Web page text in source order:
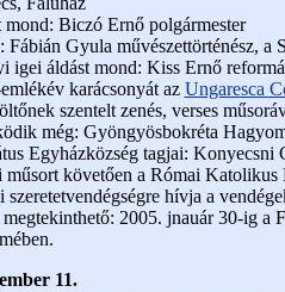
Biczó Ernő polgármester
Fábián Gyula művészettörténész, a
igei áldást mond: Kiss Ernő
karácsonyát az Ungaresca
szentelt zenés, verses
még: Gyöngyösbokréta
Egyházközség tagjai: Konyecsni
műsort követően a Római
szeretetvendégségre hívja a
2005. jnauár 30-ig a
11.